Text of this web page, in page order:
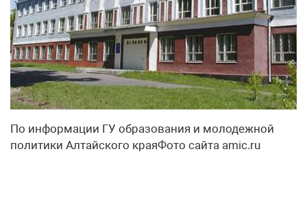
По информации ГУ образования и молодежной
политики Алтайского краяФото сайта amic.ru